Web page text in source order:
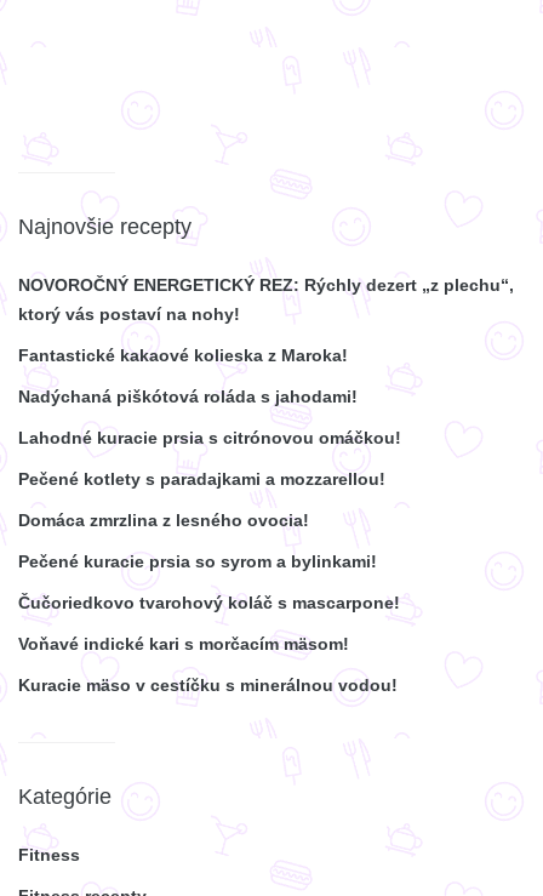
Najnovšie recepty
NOVOROČNÝ ENERGETICKÝ REZ: Rýchly dezert „z plechu“,
ktorý vás postaví na nohy!
Fantastické kakaové kolieska z Maroka!
Nadýchaná piškótová roláda s jahodami!
Lahodné kuracie prsia s citrónovou omáčkou!
Pečené kotlety s paradajkami a mozzarellou!
Domáca zmrzlina z lesného ovocia!
Pečené kuracie prsia so syrom a bylinkami!
Čučoriedkovo tvarohový koláč s mascarpone!
Voňavé indické kari s morčacím mäsom!
Kuracie mäso v cestíčku s minerálnou vodou!
Kategórie
Fitness